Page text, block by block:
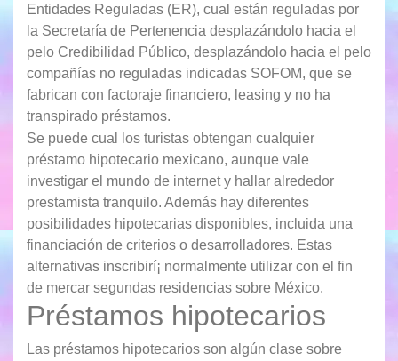
Entidades Reguladas (ER), cual están reguladas por
la Secretaría de Pertenencia desplazándolo hacia el
pelo Credibilidad Público, desplazándolo hacia el pelo
compañías no reguladas indicadas SOFOM, que se
fabrican con factoraje financiero, leasing y no ha
transpirado préstamos.
Se puede cual los turistas obtengan cualquier
préstamo hipotecario mexicano, aunque vale
investigar el mundo de internet y hallar alrededor
prestamista tranquilo. Además hay diferentes
posibilidades hipotecarias disponibles, incluida una
financiación de criterios o desarrolladores. Estas
alternativas inscribirí¡ normalmente utilizar con el fin
de mercar segundas residencias sobre México.
Préstamos hipotecarios
Las préstamos hipotecarios son algún clase sobre